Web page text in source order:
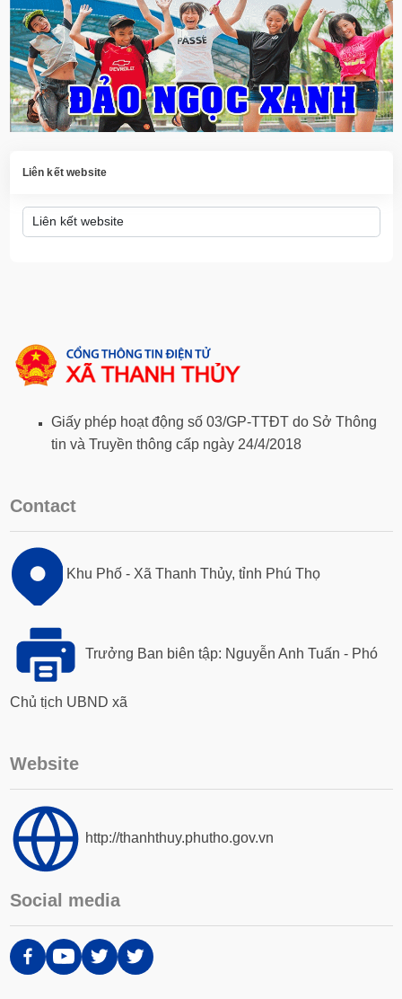
Liên kết website
Giấy phép hoạt động số 03/GP-TTĐT do Sở Thông
tin và Truyền thông cấp ngày 24/4/2018
Contact
Khu Phố - Xã Thanh Thủy, tỉnh Phú Thọ
Trưởng Ban biên tập: Nguyễn Anh Tuấn - Phó
Chủ tịch UBND xã
Website
http://thanhthuy.phutho.gov.vn
Social media